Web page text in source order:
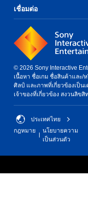
เชื่อมต่อ
© 2026 Sony Interactive
เนื้อหา ชื่อเกม ชื่อสินค้าและ/
ศิลป์ และภาพที่เกี่ยวข้องเป็น
เจ้าของที่เกี่ยวข้อง สงวนลิขสิ
ประเทศไทย
กฎหมาย
นโยบายความ
เป็นส่วนตัว